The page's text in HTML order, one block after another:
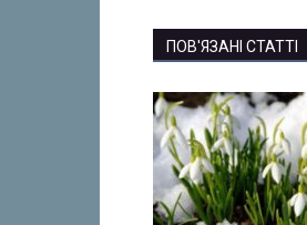
ПОВ'ЯЗАНІ СТАТТІ